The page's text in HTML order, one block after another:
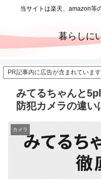
当サイトは楽天、amazon等
暮らしに
PR記事内に広告が含まれています
みてるちゃんと
防犯カメラの違い
カメラ